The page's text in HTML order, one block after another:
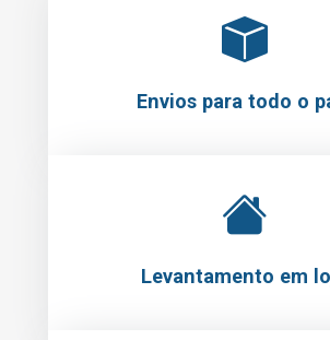
Envios para todo o
Levantamento em